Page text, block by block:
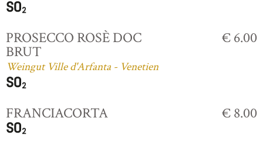
PROSECCO ROSÈ DOC
BRUT
Weingut Ville d'Arfanta - Venetien
€ 6.00
FRANCIACORTA € 8.00